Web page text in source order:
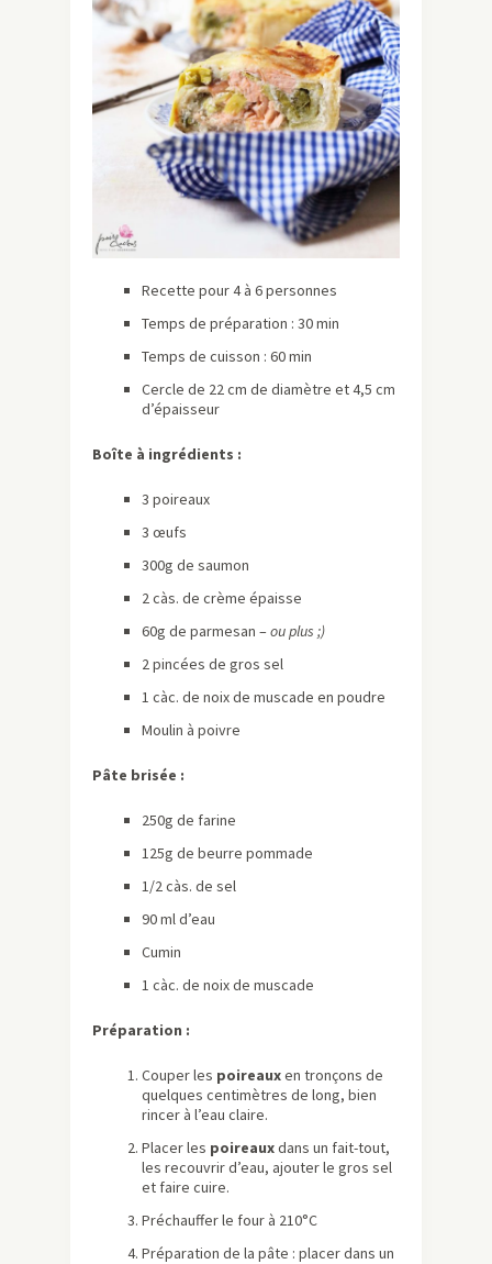
Recette pour 4 à 6 personnes
Temps de préparation : 30 min
Temps de cuisson : 60 min
Cercle de 22 cm de diamètre et 4,5 cm
d’épaisseur
Boîte à ingrédients :
3 poireaux
3 œufs
300g de saumon
2 càs. de crème épaisse
60g de parmesan –ou plus ;)
2 pincées de gros sel
1 càc. de noix de muscade en poudre
Moulin à poivre
Pâte brisée :
250g de farine
125g de beurre pommade
1/2 càs. de sel
90 ml d’eau
Cumin
1 càc. de noix de muscade
Préparation :
Couper les poireauxen tronçons de
quelques centimètres de long, bien
rincer à l’eau claire.
Placer les poireauxdans un fait-tout,
les recouvrir d’eau, ajouter le gros sel
et faire cuire.
Préchauffer le four à 210°C
Préparation de la pâte : placer dans un